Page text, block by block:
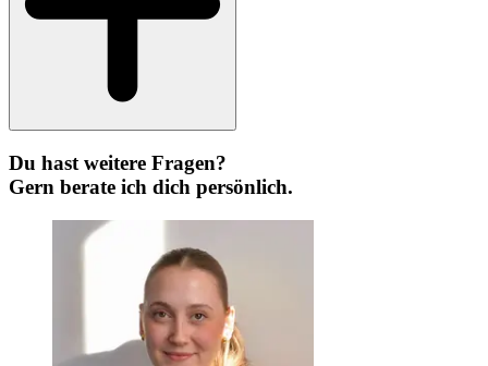
Du hast weitere Fragen?
Gern berate ich dich persönlich.